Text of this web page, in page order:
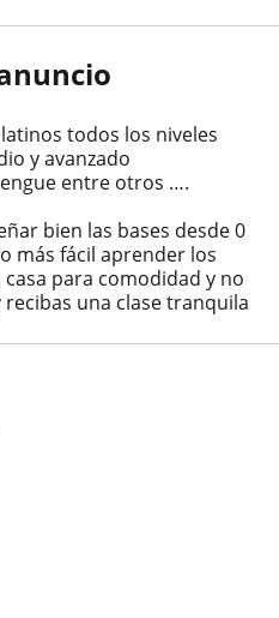
todos los niveles
y avanzado
entre otros ….
bien las bases desde 0
más fácil aprender los
para comodidad y no
una clase tranquila